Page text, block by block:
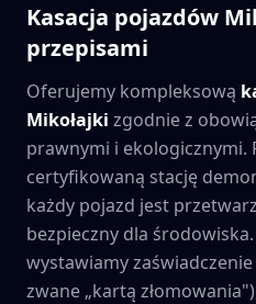
Kasacja pojazdów
przepisami
Oferujemy kompleksową
Mikołajki zgodnie z
prawnymi i ekologicznymi.
certyfikowaną stację
każdy pojazd jest
bezpieczny dla
wystawiamy
zwane „kartą